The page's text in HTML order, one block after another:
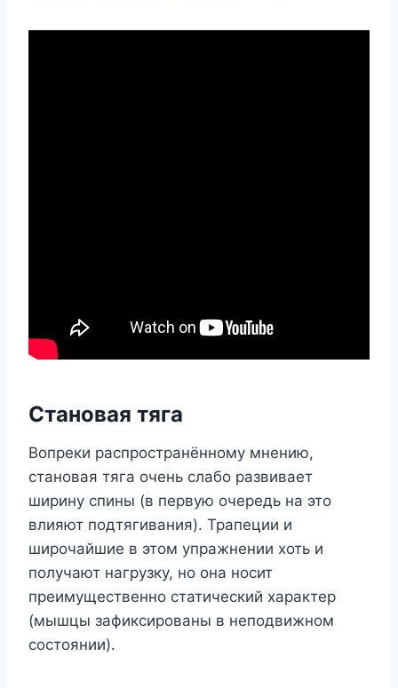
Становая тяга
Вопреки распространённому мнению,
становая тяга очень слабо развивает
ширину спины (в первую очередь на это
влияют подтягивания). Трапеции и
широчайшие в этом упражнении хоть и
получают нагрузку, но она носит
преимущественно статический характер
(мышцы зафиксированы в неподвижном
состоянии).